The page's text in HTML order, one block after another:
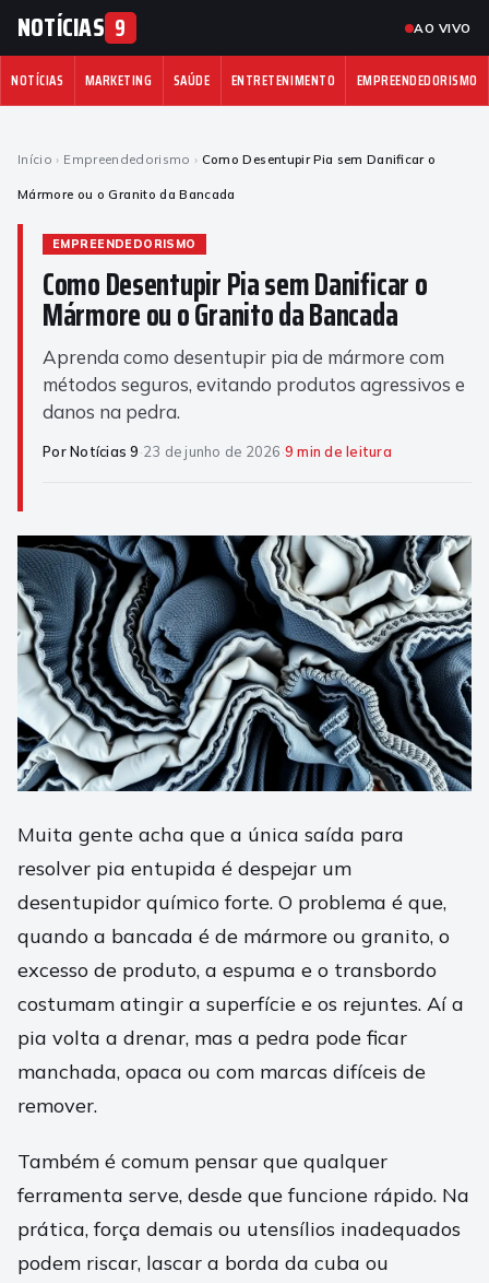
NOTÍCIAS 9 AO VIVO
NOTÍCIAS MARKETING SAÚDE ENTRETENIMENTO EMPREENDEDORISMO
Início › Empreendedorismo › Como Desentupir Pia sem Danificar o
Mármore ou o Granito da Bancada
EMPREENDEDORISMO
Como Desentupir Pia sem Danificar o
Mármore ou o Granito da Bancada
Aprenda como desentupir pia de mármore com
métodos seguros, evitando produtos agressivos e
danos na pedra.
Por Notícias 9·23 de junho de 2026·9 min de leitura
Muita gente acha que a única saída para
resolver pia entupida é despejar um
desentupidor químico forte. O problema é que,
quando a bancada é de mármore ou granito, o
excesso de produto, a espuma e o transbordo
costumam atingir a superfície e os rejuntes. Aí a
pia volta a drenar, mas a pedra pode ficar
manchada, opaca ou com marcas difíceis de
remover.
Também é comum pensar que qualquer
ferramenta serve, desde que funcione rápido. Na
prática, força demais ou utensílios inadequados
podem riscar, lascar a borda da cuba ou